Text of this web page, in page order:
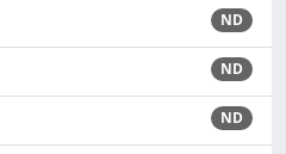
ND
ND
ND